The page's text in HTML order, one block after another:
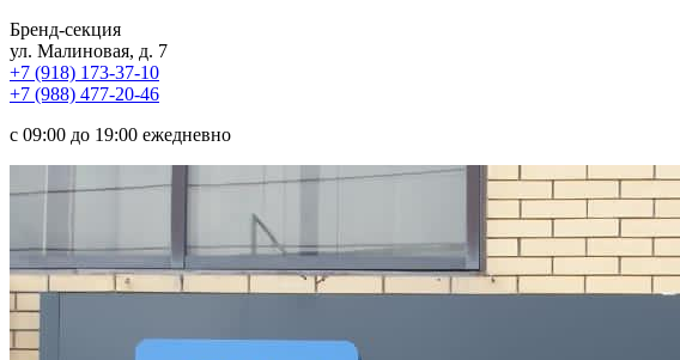
Бренд-секция
ул. Малиновая, д. 7
+7 (918) 173-37-10
+7 (988) 477-20-46
с 09:00 до 19:00 ежедневно